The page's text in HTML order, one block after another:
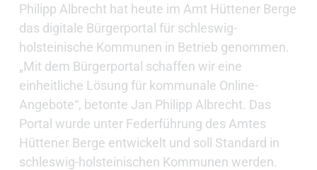
Philipp Albrecht hat heute im Amt Hüttener Berge
das digitale Bürgerportal für schleswig-
holsteinische Kommunen in Betrieb genommen.
„Mit dem Bürgerportal schaffen wir eine
einheitliche Lösung für kommunale Online-
Angebote“, betonte Jan Philipp Albrecht. Das
Portal wurde unter Federführung des Amtes
Hüttener Berge entwickelt und soll Standard in
schleswig-holsteinischen Kommunen werden.